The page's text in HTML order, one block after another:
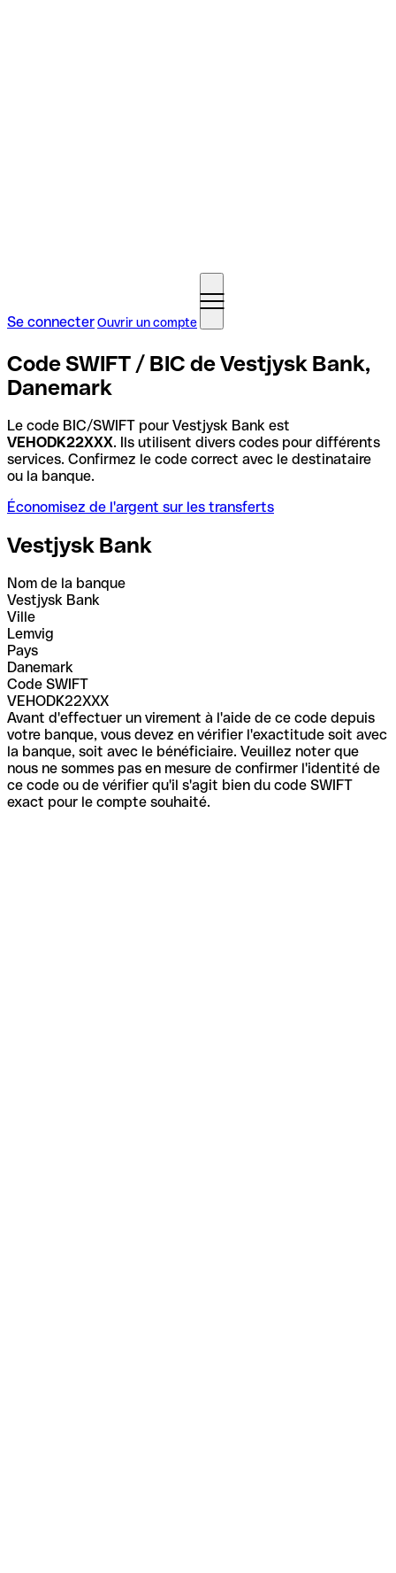
Se connecterOuvrir un compte
Code SWIFT / BIC de Vestjysk Bank,
Danemark
Le code BIC/SWIFT pour Vestjysk Bank est
VEHODK22XXX. Ils utilisent divers codes pour différents
services. Confirmez le code correct avec le destinataire
ou la banque.
Économisez de l'argent sur les transferts
Vestjysk Bank
Nom de la banque
Vestjysk Bank
Ville
Lemvig
Pays
Danemark
Code SWIFT
VEHODK22XXX
Avant d'effectuer un virement à l'aide de ce code depuis
votre banque, vous devez en vérifier l'exactitude soit avec
la banque, soit avec le bénéficiaire. Veuillez noter que
nous ne sommes pas en mesure de confirmer l'identité de
ce code ou de vérifier qu'il s'agit bien du code SWIFT
exact pour le compte souhaité.